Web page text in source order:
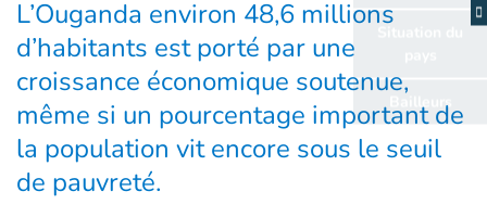
L’Ouganda environ 48,6 millions
d’habitants est porté par une
croissance économique soutenue,
même si un pourcentage important de
la population vit encore sous le seuil
de pauvreté.